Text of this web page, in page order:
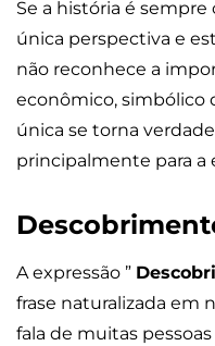
Se a história é
única perspectiva e
não reconhece a
econômico, simbólico
única se torna
principalmente para a
A expressão ”
frase naturalizada em
fala de muitas